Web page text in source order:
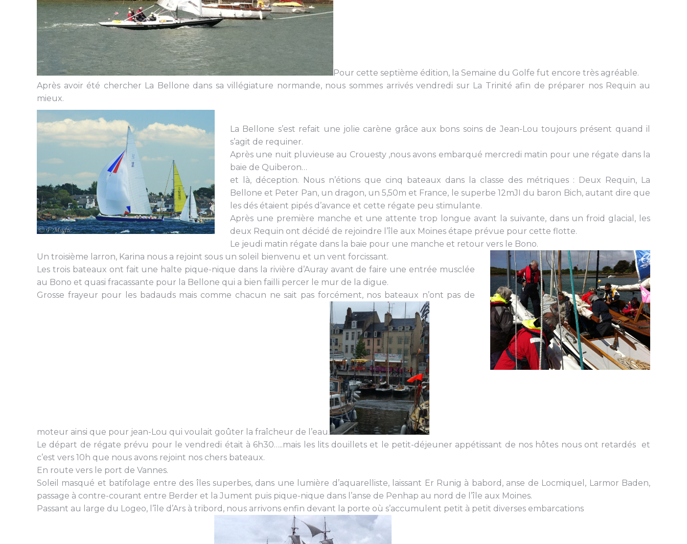
Pour cette septième édition, la Semaine du Golfe fut encore très agréable.
Après avoir été chercher La Bellone dans sa villégiature normande, nous sommes arrivés vendredi sur La Trinité afin de préparer nos Requin au
mieux.
La Bellone s’est refait une jolie carène grâce aux bons soins de Jean-Lou toujours présent quand il
s’agit de requiner.
Après une nuit pluvieuse au Crouesty ,nous avons embarqué mercredi matin pour une régate dans la
baie de Quiberon…
et là, déception. Nous n’étions que cinq bateaux dans la classe des métriques : Deux Requin, La
Bellone et Peter Pan, un dragon, un 5,50m et France, le superbe 12mJI du baron Bich, autant dire que
les dés étaient pipés d’avance et cette régate peu stimulante.
Après une première manche et une attente trop longue avant la suivante, dans un froid glacial, les
deux Requin ont décidé de rejoindre l’île aux Moines étape prévue pour cette flotte.
Le jeudi matin régate dans la baie pour une manche et retour vers le Bono.
Un troisième larron, Karina nous a rejoint sous un soleil bienvenu et un vent forcissant.
Les trois bateaux ont fait une halte pique-nique dans la rivière d’Auray avant de faire une entrée musclée
au Bono et quasi fracassante pour la Bellone qui a bien failli percer le mur de la digue.
Grosse frayeur pour les badauds mais comme chacun ne sait pas forcément, nos bateaux n’ont pas de
moteur ainsi que pour jean-Lou qui voulait goûter la fraîcheur de l’eau.
Le départ de régate prévu pour le vendredi était à 6h30…..mais les lits douillets et le petit-déjeuner appétissant de nos hôtes nous ont retardés et
c’est vers 10h que nous avons rejoint nos chers bateaux.
En route vers le port de Vannes.
Soleil masqué et batifolage entre des îles superbes, dans une lumière d’aquarelliste, laissant Er Runig à babord, anse de Locmiquel, Larmor Baden,
passage à contre-courant entre Berder et la Jument puis pique-nique dans l’anse de Penhap au nord de l’île aux Moines.
Passant au large du Logeo, l’île d’Ars à tribord, nous arrivons enfin devant la porte où s’accumulent petit à petit diverses embarcations